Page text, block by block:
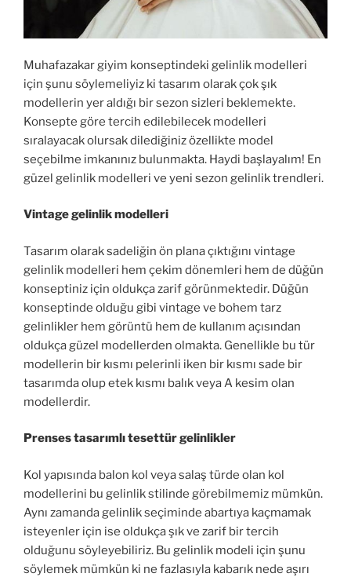
Muhafazakar giyim konseptindeki gelinlik modelleri
için şunu söylemeliyiz ki tasarım olarak çok şık
modellerin yer aldığı bir sezon sizleri beklemekte.
Konsepte göre tercih edilebilecek modelleri
sıralayacak olursak dilediğiniz özellikte model
seçebilme imkanınız bulunmakta. Haydi başlayalım! En
güzel gelinlik modelleri ve yeni sezon gelinlik trendleri.
Vintage gelinlik modelleri
Tasarım olarak sadeliğin ön plana çıktığını vintage
gelinlik modelleri hem çekim dönemleri hem de düğün
konseptiniz için oldukça zarif görünmektedir. Düğün
konseptinde olduğu gibi vintage ve bohem tarz
gelinlikler hem görüntü hem de kullanım açısından
oldukça güzel modellerden olmakta. Genellikle bu tür
modellerin bir kısmı pelerinli iken bir kısmı sade bir
tasarımda olup etek kısmı balık veya A kesim olan
modellerdir.
Prenses tasarımlı tesettür gelinlikler
Kol yapısında balon kol veya salaş türde olan kol
modellerini bu gelinlik stilinde görebilmemiz mümkün.
Aynı zamanda gelinlik seçiminde abartıya kaçmamak
isteyenler için ise oldukça şık ve zarif bir tercih
olduğunu söyleyebiliriz. Bu gelinlik modeli için şunu
söylemek mümkün ki ne fazlasıyla kabarık nede aşırı